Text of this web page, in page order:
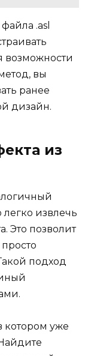
.asl
возможности
вы
ранее
дизайн.
из
извлечь
Это позволит
подход
котором уже